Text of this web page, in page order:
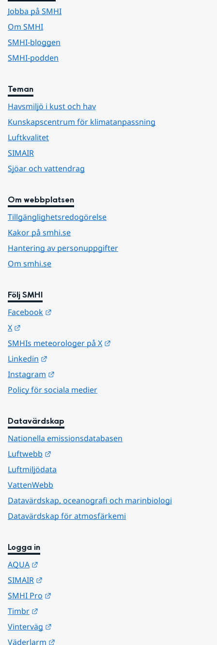
Jobba på SMHI
Om SMHI
SMHI-bloggen
SMHI-podden
Teman
Havsmiljö i kust och hav
Kunskapscentrum för klimatanpassning
Luftkvalitet
SIMAIR
Sjöar och vattendrag
Om webbplatsen
Tillgänglighetsredogörelse
Kakor på smhi.se
Hantering av personuppgifter
Om smhi.se
Följ SMHI
Facebook
X
SMHIs meteorologer på X
Linkedin
Instagram
Policy för sociala medier
Datavärdskap
Nationella emissionsdatabasen
Luftwebb
Luftmiljödata
VattenWebb
Datavärdskap, oceanografi och marinbiologi
Datavärdskap för atmosfärkemi
Logga in
AQUA
SIMAIR
SMHI Pro
Timbr
Vinterväg
Väderlarm